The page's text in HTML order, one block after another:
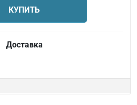
КУПИТЬ
Доставка